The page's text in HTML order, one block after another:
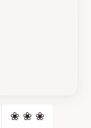
❀ ❀ ❀